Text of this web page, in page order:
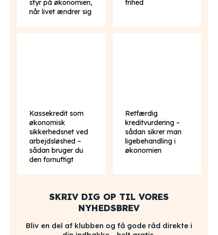
styr på økonomien,
når livet ændrer sig
frihed
Kassekredit som
økonomisk
sikkerhedsnet ved
arbejdsløshed –
sådan bruger du
den fornuftigt
Retfærdig
kreditvurdering –
sådan sikrer man
ligebehandling i
økonomien
SKRIV DIG OP TIL VORES
NYHEDSBREV
Bliv en del af klubben og få gode råd direkte i